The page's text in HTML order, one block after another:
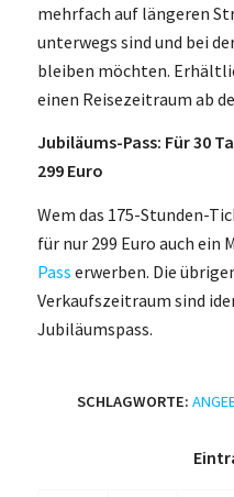
mehrfach auf längeren
unterwegs sind und bei
bleiben möchten.
einen Reisezeitraum ab
Jubiläums-Pass: Für 30
299 Euro
Wem das 175-Stunden-
für nur 299 Euro auch ein
Pass erwerben. Die
Verkaufszeitraum sind
Jubiläumspass.
SCHLAGWORTE: